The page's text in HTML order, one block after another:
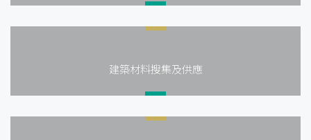
建築材料搜集及供應